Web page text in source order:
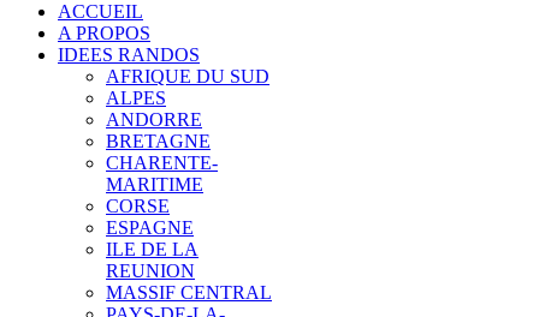
ACCUEIL
A PROPOS
IDEES RANDOS
AFRIQUE DU SUD
ALPES
ANDORRE
BRETAGNE
CHARENTE-
MARITIME
CORSE
ESPAGNE
ILE DE LA
REUNION
MASSIF CENTRAL